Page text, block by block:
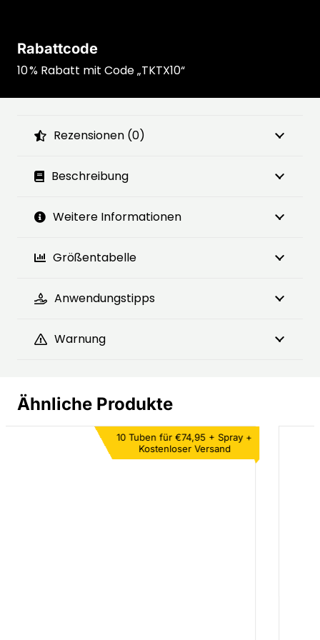
Rabattcode
10 % Rabatt mit Code „TKTX10“
Rezensionen (0)
Beschreibung
Weitere Informationen
Größentabelle
Anwendungstipps
Warnung
Ähnliche Produkte
Extra 20% Rabatt